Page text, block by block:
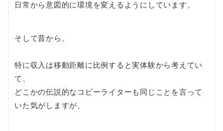
日常から意図的に環境を変えるようにしています。
そして昔から、
特に収入は移動距離に比例すると実体験から考えてい
て、
どこかの伝説的なコピーライターも同じことを言って
いた気がしますが、